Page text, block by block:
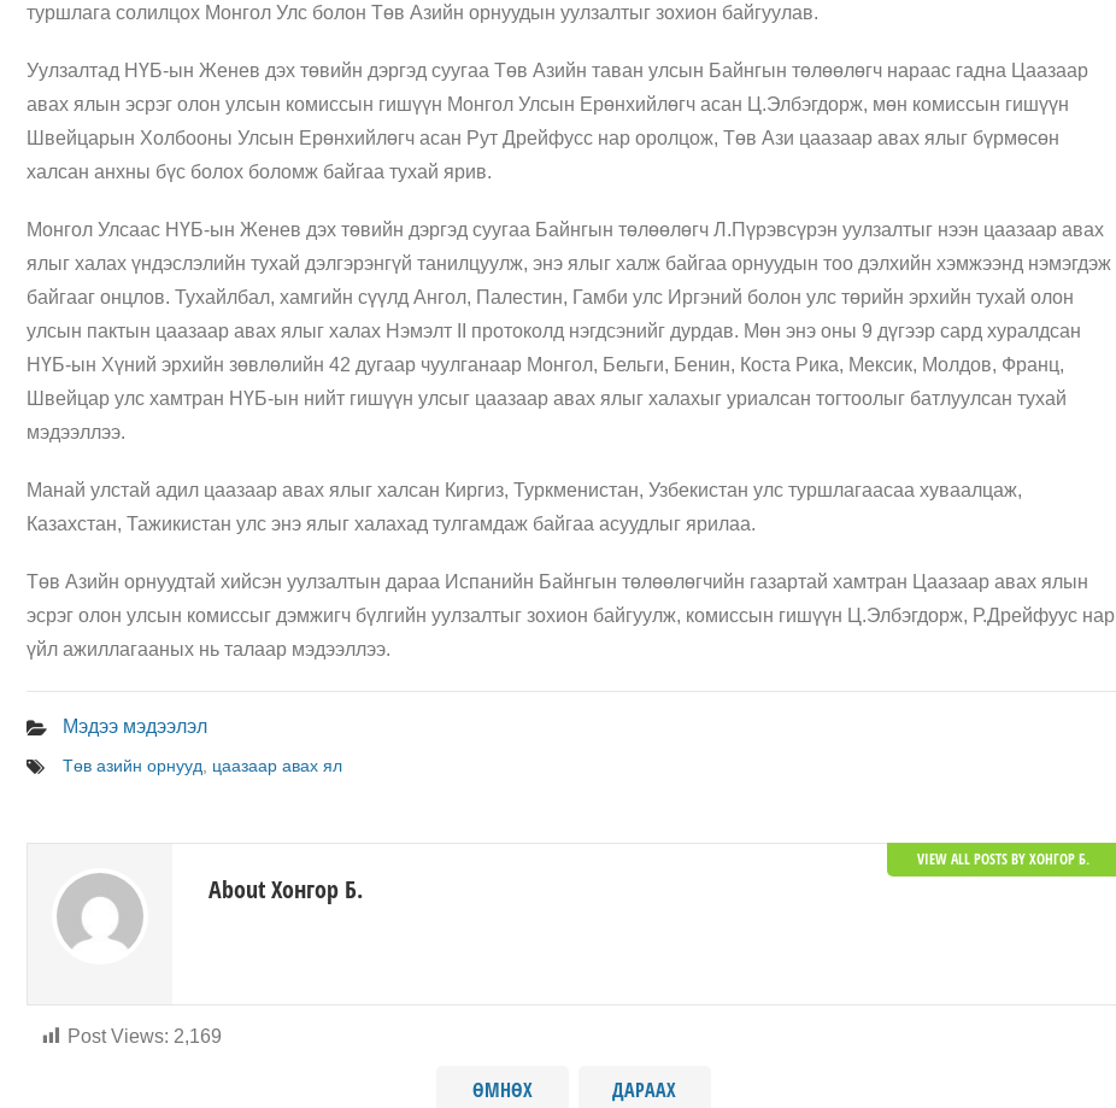
туршлага солилцох Монгол Улс болон Төв Азийн орнуудын уулзалтыг зохион байгуулав.
Уулзалтад НҮБ-ын Женев дэх төвийн дэргэд суугаа Төв Азийн таван улсын Байнгын төлөөлөгч нараас гадна Цаазаар
авах ялын эсрэг олон улсын комиссын гишүүн Монгол Улсын Ерөнхийлөгч асан Ц.Элбэгдорж, мөн комиссын гишүүн
Швейцарын Холбооны Улсын Ерөнхийлөгч асан Рут Дрейфусс нар оролцож, Төв Ази цаазаар авах ялыг бүрмөсөн
халсан анхны бүс болох боломж байгаа тухай ярив.
Монгол Улсаас НҮБ-ын Женев дэх төвийн дэргэд суугаа Байнгын төлөөлөгч Л.Пүрэвсүрэн уулзалтыг нээн цаазаар авах
ялыг халах үндэслэлийн тухай дэлгэрэнгүй танилцуулж, энэ ялыг халж байгаа орнуудын тоо дэлхийн хэмжээнд нэмэгдэж
байгааг онцлов. Тухайлбал, хамгийн сүүлд Ангол, Палестин, Гамби улс Иргэний болон улс төрийн эрхийн тухай олон
улсын пактын цаазаар авах ялыг халах Нэмэлт II протоколд нэгдсэнийг дурдав. Мөн энэ оны 9 дүгээр сард хуралдсан
НҮБ-ын Хүний эрхийн зөвлөлийн 42 дугаар чуулганаар Монгол, Бельги, Бенин, Коста Рика, Мексик, Молдов, Франц,
Швейцар улс хамтран НҮБ-ын нийт гишүүн улсыг цаазаар авах ялыг халахыг уриалсан тогтоолыг батлуулсан тухай
мэдээллээ.
Манай улстай адил цаазаар авах ялыг халсан Киргиз, Туркменистан, Узбекистан улс туршлагаасаа хуваалцаж,
Казахстан, Тажикистан улс энэ ялыг халахад тулгамдаж байгаа асуудлыг ярилаа.
Төв Азийн орнуудтай хийсэн уулзалтын дараа Испанийн Байнгын төлөөлөгчийн газартай хамтран Цаазаар авах ялын
эсрэг олон улсын комиссыг дэмжигч бүлгийн уулзалтыг зохион байгуулж, комиссын гишүүн Ц.Элбэгдорж, Р.Дрейфуус нар
үйл ажиллагааных нь талаар мэдээллээ.
Post Views: 2,169
Мэдээ мэдээлэл
Төв азийн орнууд цаазаар авах ял
About Хонгор Б.
VIEW ALL POSTS BY ХОНГОР Б.
ӨМНӨХ ДАРААХ